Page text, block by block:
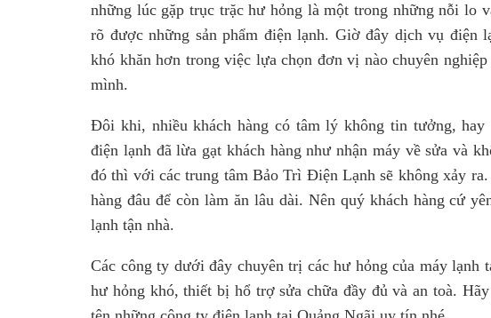
những lúc gặp trục trặc hư hỏng là một trong những nỗi lo
rõ được những sản phẩm điện lạnh. Giờ đây dịch vụ điện
khó khăn hơn trong việc lựa chọn đơn vị nào chuyên
mình.
Đôi khi, nhiều khách hàng có tâm lý không tin tưởng, hay
điện lạnh đã lừa gạt khách hàng như nhận máy về sửa và
đó thì với các trung tâm Bảo Trì Điện Lạnh sẽ không xảy
hàng đâu để còn làm ăn lâu dài. Nên quý khách hàng cứ
lạnh tận nhà.
Các công ty dưới đây chuyên trị các hư hỏng của máy lạnh
hư hỏng khó, thiết bị hổ trợ sửa chữa đầy đủ và an toà.